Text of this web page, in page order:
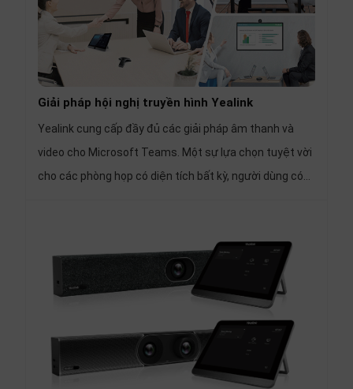
Giải pháp hội nghị truyền hình Yealink
Yealink cung cấp đầy đủ các giải pháp âm thanh và
video cho Microsoft Teams. Một sự lựa chọn tuyệt vời
cho các phòng họp có diện tích bất kỳ, người dùng có
lượng cao đến chia sẻ nội dung, phòng họp của bạn sẽ
có thể kết nối và cộng tác hơn bao giờ hết.